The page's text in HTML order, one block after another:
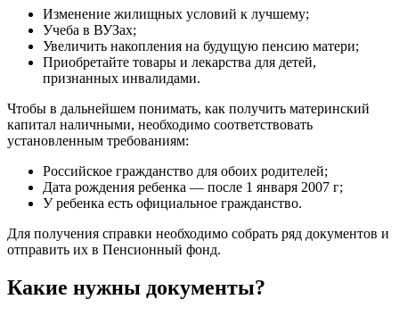
Изменение жилищных условий к лучшему;
Учеба в ВУЗах;
Увеличить накопления на будущую пенсию матери;
Приобретайте товары и лекарства для детей,
признанных инвалидами.
Чтобы в дальнейшем понимать, как получить материнский
капитал наличными, необходимо соответствовать
установленным требованиям:
Российское гражданство для обоих родителей;
Дата рождения ребенка — после 1 января 2007 г;
У ребенка есть официальное гражданство.
Для получения справки необходимо собрать ряд документов и
отправить их в Пенсионный фонд.
Какие нужны документы?